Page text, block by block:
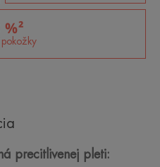
precitlivenej pleti: